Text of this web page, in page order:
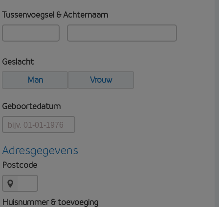
Tussenvoegsel & Achternaam
Geslacht
Man
Vrouw
Geboortedatum
Adresgegevens
Postcode
Huisnummer & toevoeging